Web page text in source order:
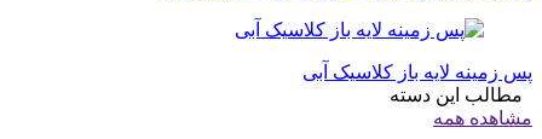
پس زمینه لایه باز کلاسیک آبی
مطالب این دسته
مشاهده همه